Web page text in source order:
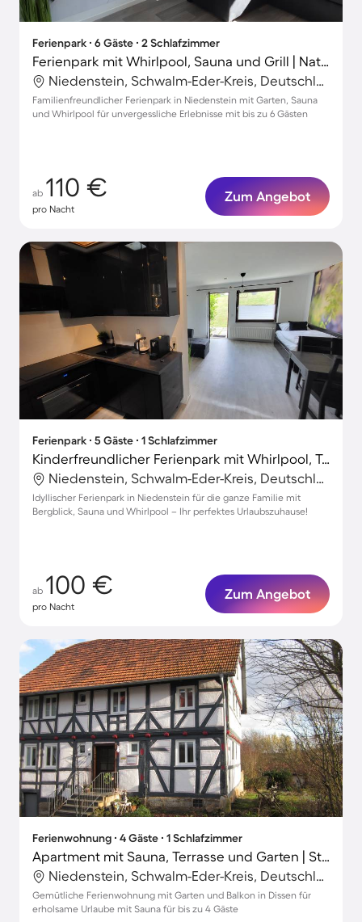
Ferienpark ∙ 6 Gäste ∙ 2 Schlafzimmer
Ferienpark mit Whirlpool, Sauna und Grill | Naturblick
Niedenstein, Schwalm-Eder-Kreis, Deutschland
Familienfreundlicher Ferienpark in Niedenstein mit Garten, Sauna
und Whirlpool für unvergessliche Erlebnisse mit bis zu 6 Gästen
ab 110 €
pro Nacht
Zum Angebot
Ferienpark ∙ 5 Gäste ∙ 1 Schlafzimmer
Kinderfreundlicher Ferienpark mit Whirlpool, Terrasse und Sauna | Panoramablick | Haustiere sind willkommen
Niedenstein, Schwalm-Eder-Kreis, Deutschland
Idyllischer Ferienpark in Niedenstein für die ganze Familie mit
Bergblick, Sauna und Whirlpool – Ihr perfektes Urlaubszuhause!
ab 100 €
pro Nacht
Zum Angebot
Ferienwohnung ∙ 4 Gäste ∙ 1 Schlafzimmer
Apartment mit Sauna, Terrasse und Garten | Stadtblick
Niedenstein, Schwalm-Eder-Kreis, Deutschland
Gemütliche Ferienwohnung mit Garten und Balkon in Dissen für
erholsame Urlaube mit Sauna für bis zu 4 Gäste